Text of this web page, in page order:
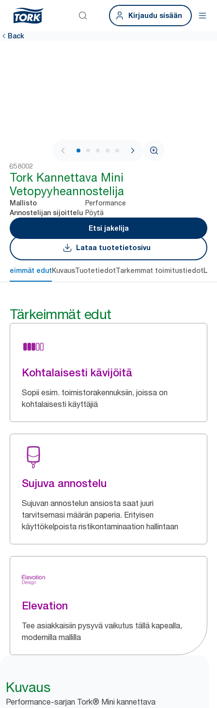
Kirjaudu sisään
Back
1 / 6
658002
Tork Kannettava Mini
Vetopyyheannostelija
Mallisto Performance
Annostelijan sijoittelu Pöytä
Etsi jakelija
Lataa tuotetietosivu
edutKuvausTuotetiedotTarkemmat toimitustiedot
Tärkeimmät edut
Kohtalaisesti kävijöitä
Sopii esim. toimistorakennuksiin, joissa on
kohtalaisesti käyttäjiä
Sujuva annostelu
Sujuvan annostelun ansiosta saat juuri
tarvitsemasi määrän paperia. Erityisen
käyttökelpoista ristikontaminaation hallintaan
Elevation
Tee asiakkaisiin pysyvä vaikutus tällä kapealla,
modernilla mallilla
Kuvaus
Performance-sarjan Tork® Mini kannettava